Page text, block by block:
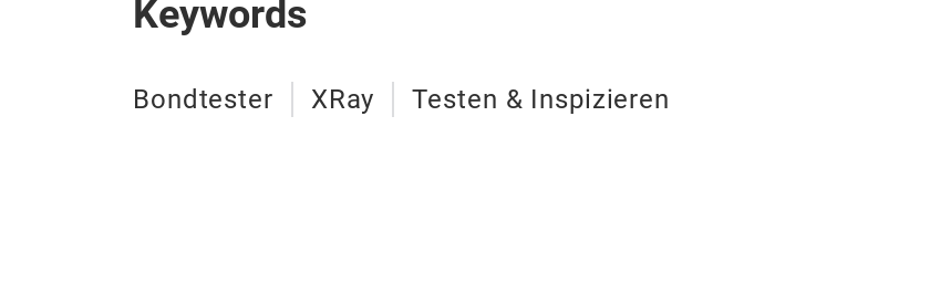
Keywords
Bondtester XRay Testen & Inspizieren